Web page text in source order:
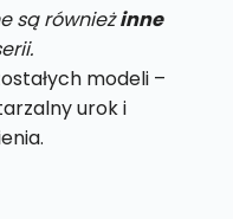
są równieżinne
modeli –
urok i